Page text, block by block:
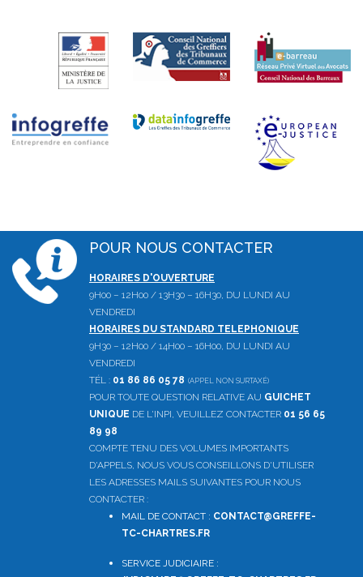
POUR NOUS CONTACTER
HORAIRES D'OUVERTURE
9H00 – 12H00 / 13H30 – 16H30, DU LUNDI AU
VENDREDI
HORAIRES DU STANDARD TELEPHONIQUE
9H30 – 12H00 / 14H00 – 16H00, DU LUNDI AU
VENDREDI
TÉL : 01 86 86 05 78 (APPEL NON SURTAXÉ)
POUR TOUTE QUESTION RELATIVE AU GUICHET
UNIQUE DE L'INPI, VEUILLEZ CONTACTER 01 56 65
89 98
COMPTE TENU DES VOLUMES IMPORTANTS
D'APPELS, NOUS VOUS CONSEILLONS D'UTILISER
LES ADRESSES MAILS SUIVANTES POUR NOUS
CONTACTER :
MAIL DE CONTACT : CONTACT@GREFFE-
TC-CHARTRES.FR
SERVICE JUDICIAIRE :